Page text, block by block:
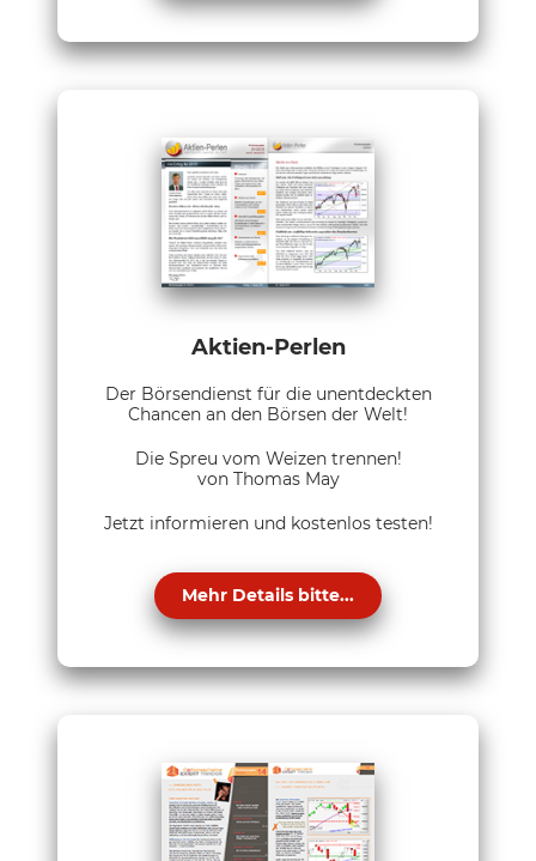
Aktien-Perlen
Der Börsendienst für die unentdeckten
Chancen an den Börsen der Welt!
Die Spreu vom Weizen trennen!
von Thomas May
Jetzt informieren und kostenlos testen!
Mehr Details bitte...